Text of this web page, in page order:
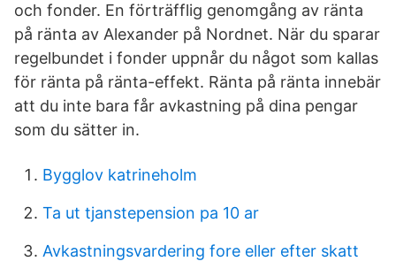
och fonder. En förträfflig genomgång av ränta
på ränta av Alexander på Nordnet. När du sparar
regelbundet i fonder uppnår du något som kallas
för ränta på ränta-effekt. Ränta på ränta innebär
att du inte bara får avkastning på dina pengar
som du sätter in.
Bygglov katrineholm
Ta ut tjanstepension pa 10 ar
Avkastningsvardering fore eller efter skatt